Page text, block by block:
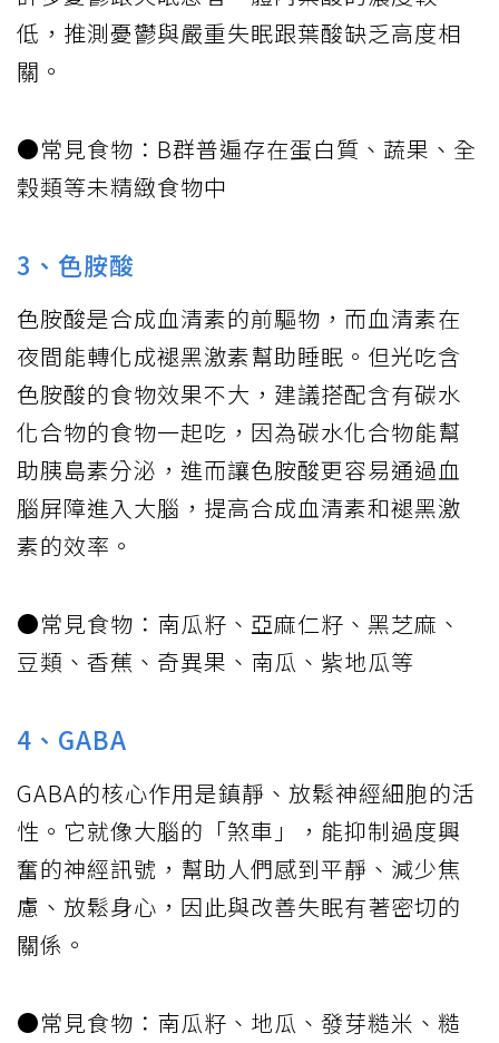
低，推測憂鬱與嚴重失眠跟葉酸缺乏高度相
關。
●常見食物：B群普遍存在蛋白質、蔬果、全
穀類等未精緻食物中
3、色胺酸
色胺酸是合成血清素的前驅物，而血清素在
夜間能轉化成褪黑激素幫助睡眠。但光吃含
色胺酸的食物效果不大，建議搭配含有碳水
化合物的食物一起吃，因為碳水化合物能幫
助胰島素分泌，進而讓色胺酸更容易通過血
腦屏障進入大腦，提高合成血清素和褪黑激
素的效率。
●常見食物：南瓜籽、亞麻仁籽、黑芝麻、
豆類、香蕉、奇異果、南瓜、紫地瓜等
4、GABA
GABA的核心作用是鎮靜、放鬆神經細胞的活
性。它就像大腦的「煞車」，能抑制過度興
奮的神經訊號，幫助人們感到平靜、減少焦
慮、放鬆身心，因此與改善失眠有著密切的
關係。
●常見食物：南瓜籽、地瓜、發芽糙米、糙